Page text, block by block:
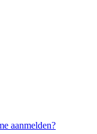
aanmelden?